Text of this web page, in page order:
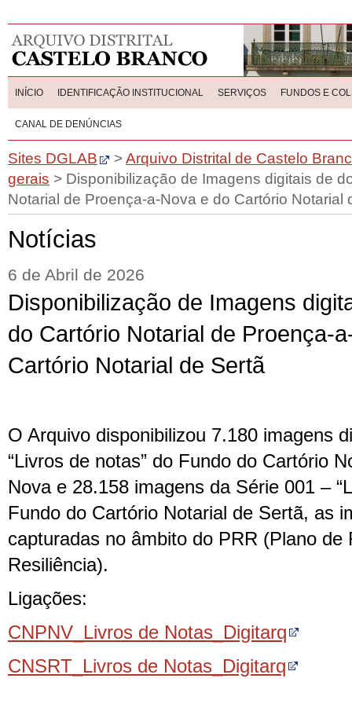
INÍCIO IDENTIFICAÇÃO INSTITUCIONAL SERVIÇOS FUNDOS E
CANAL DE DENÚNCIAS
Sites DGLAB >Arquivo Distrital de Castelo
gerais > Disponibilização de Imagens digitais de
Notarial de Proença-a-Nova e do Cartório Notarial
Notícias
6 de Abril de 2026
Disponibilização de Imagens
do Cartório Notarial de Proença-
Cartório Notarial de Sertã
O Arquivo disponibilizou 7.180 imagens
“Livros de notas” do Fundo do Cartório
Nova e 28.158 imagens da Série 001 –
Fundo do Cartório Notarial de Sertã, as
capturadas no âmbito do PRR (Plano de
Resiliência).
Ligações:
CNPNV_Livros de Notas_Digitarq
CNSRT_Livros de Notas_Digitarq